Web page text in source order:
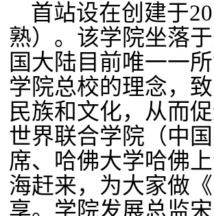
首站设在创建于
熟）。该学院坐落
国大陆目前唯一一
学院总校的理念，
民族和文化，从而
世界联合学院（中
席、哈佛大学哈佛
海赶来，为大家做
享。学院发展总监